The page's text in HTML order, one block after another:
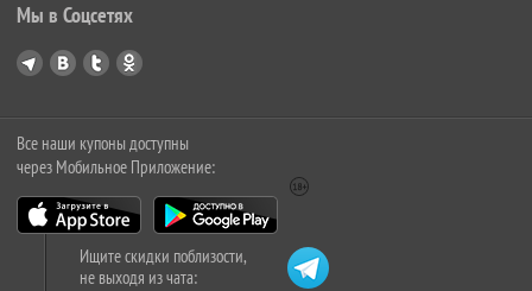
Мы в Соцсетях
Все наши купоны доступны
через Мобильное Приложение:
Ищите скидки поблизости,
не выходя из чата: